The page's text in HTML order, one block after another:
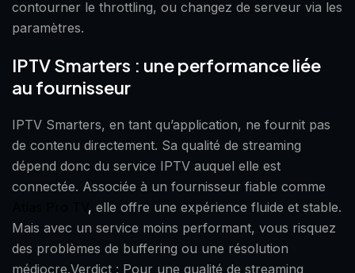
contourner le throttling, ou changez de serveur via les
paramètres.
IPTV Smarters : une performance liée
au fournisseur
IPTV Smarters, en tant qu’application, ne fournit pas
de contenu directement. Sa qualité de streaming
dépend donc du service IPTV auquel elle est
connectée. Associée à un fournisseur fiable comme
, elle offre une expérience fluide et stable.
Mais avec un service moins performant, vous risquez
des problèmes de buffering ou une résolution
médiocre.Verdict : Pour une qualité de streaming